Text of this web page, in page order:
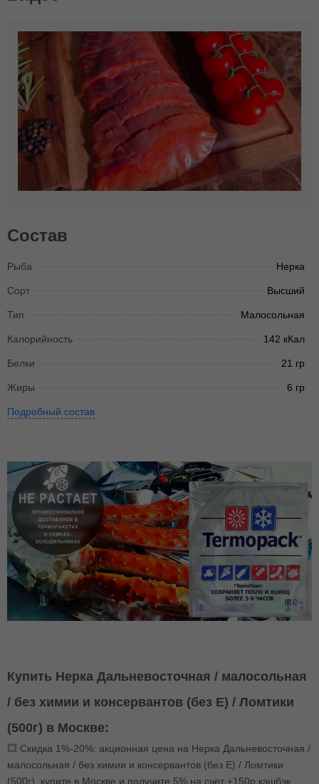
Состав
Рыба Нерка
Сорт Высший
Тип Малосольная
Калорийность 142 кКал
Белки 21 гр
Жиры 6 гр
Подробный состав
Купить Нерка Дальневосточная / малосольная
/ без химии и консервантов (без E) / Ломтики
(500г) в Москве:
💥 Скидка 1%-20%: акционная цена на Нерка Дальневосточная /
малосольная / без химии и консервантов (без E) / Ломтики
(500г), купите в Москве и получите 5% на счет +150р кэшбэк,